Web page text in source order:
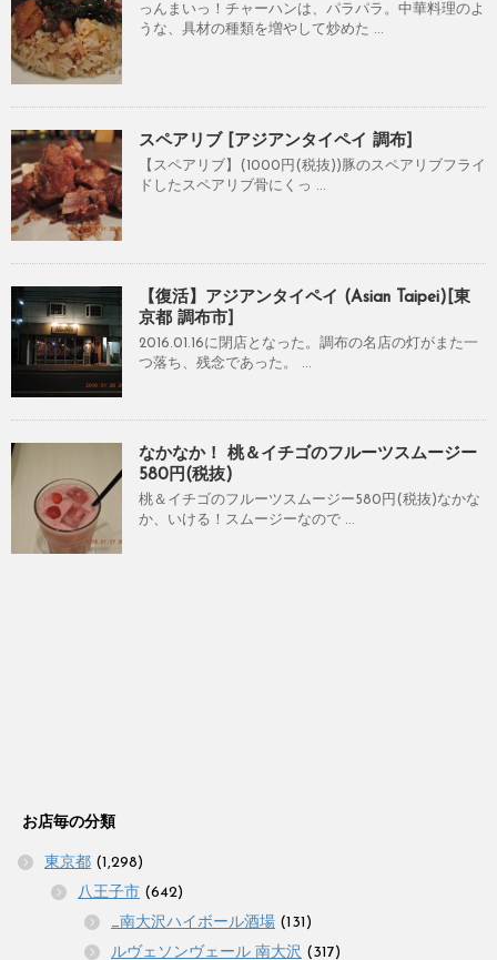
っんまいっ！チャーハンは、パラパラ。中華料理のよ
うな、具材の種類を増やして炒めた ...
スペアリブ [アジアンタイペイ 調布]
【スペアリブ】(1000円(税抜))豚のスペアリブフライ
ドしたスペアリブ骨にくっ ...
【復活】アジアンタイペイ (Asian Taipei)[東
京都 調布市]
2016.01.16に閉店となった。調布の名店の灯がまた一
つ落ち、残念であった。 ...
なかなか！ 桃＆イチゴのフルーツスムージー
580円(税抜)
桃＆イチゴのフルーツスムージー580円(税抜)なかな
か、いける！スムージーなので ...
お店毎の分類
東京都 (1,298)
八王子市 (642)
_南大沢ハイボール酒場 (131)
ルヴェソンヴェール 南大沢 (317)